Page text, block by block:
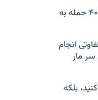
او گفت: «به صراحت و بسیار روشن به رئیس جمهور بایدن می‌گویم اگر می‌خواهید از بیش ۴۰ حمله به
انجام
سر مار
بلکه